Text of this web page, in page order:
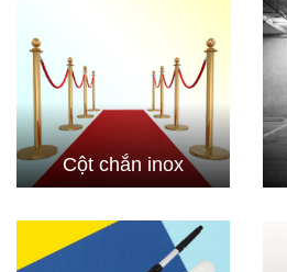
Cột chắn inox